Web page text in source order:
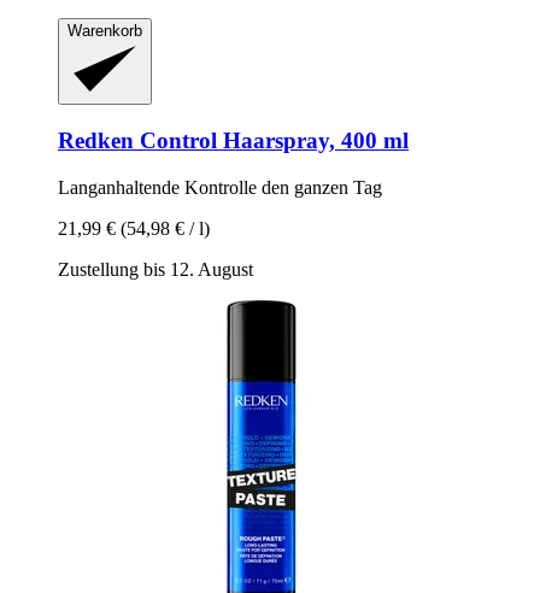
Warenkorb
Redken Control Haarspray, 400 ml
Langanhaltende Kontrolle den ganzen Tag
21,99 € (54,98 € / l)
Zustellung bis 12. August